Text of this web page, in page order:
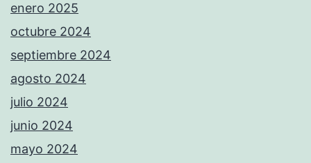
enero 2025
octubre 2024
septiembre 2024
agosto 2024
julio 2024
junio 2024
mayo 2024